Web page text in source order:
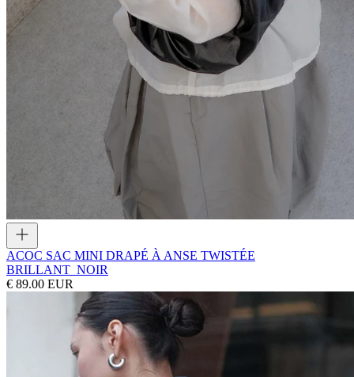
ACOC SAC MINI DRAPÉ À ANSE TWISTÉE
BRILLANT_NOIR
€ 89.00 EUR